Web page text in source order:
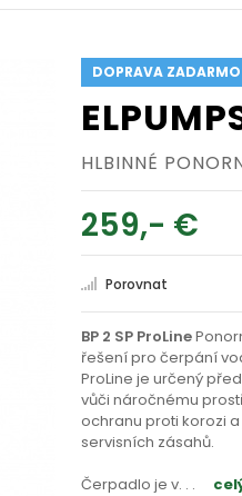
DOPRAVA ZADARMO
HLBINNÉ
259,- €
Porovnat
BP 2 SP ProLine
řešení pro čerpání
ProLine je určený
vůči náročnému
ochranu proti korozi
servisních zásahů.
Čerpadlo je v. . .